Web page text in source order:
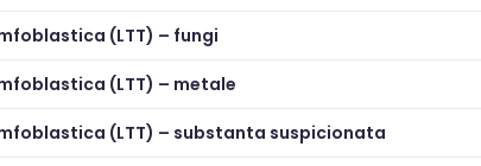
(LTT) – fungi
(LTT) – metale
(LTT) – substanta suspicionata